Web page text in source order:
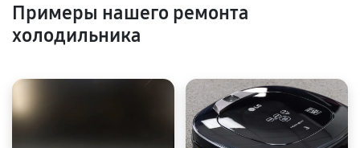
Примеры нашего ремонта
холодильника